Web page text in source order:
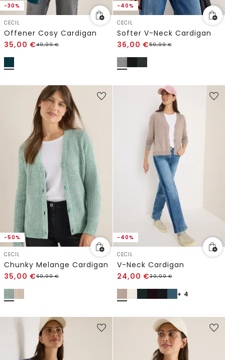
-30%
CECIL
Offener Cosy Cardigan
35,00 €49,99€
-40%
CECIL
Softer V-Neck Cardigan
36,00 €59,99€
-50%
CECIL
Chunky Melange Cardigan
35,00 €69,99€
-40%
CECIL
V-Neck Cardigan
24,00 €39,99€
+ 4